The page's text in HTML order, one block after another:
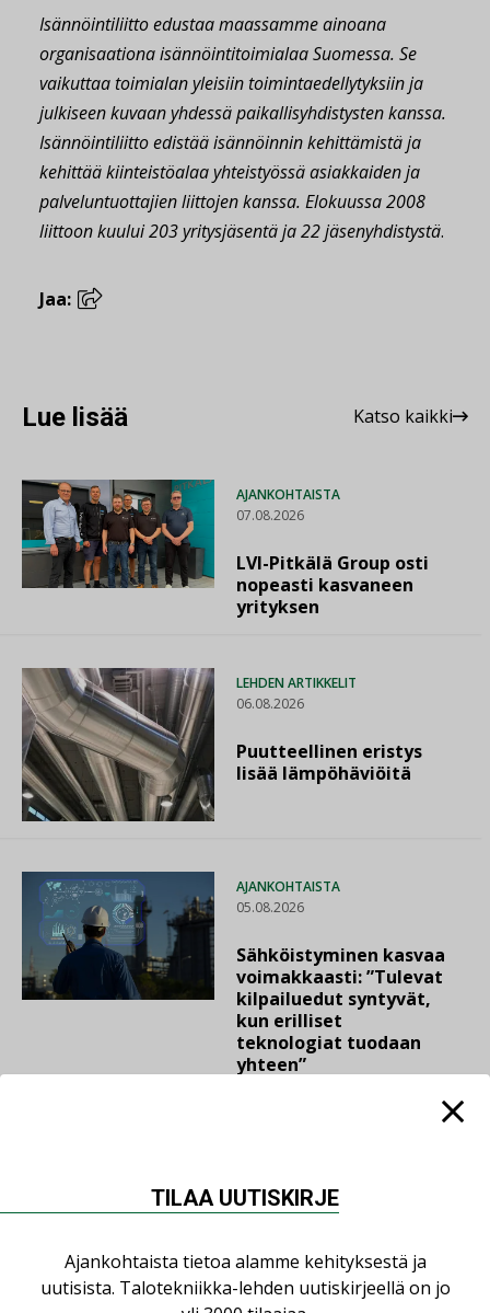
Isännöintiliitto edustaa maassamme ainoana
organisaationa isännöintitoimialaa Suomessa. Se
vaikuttaa toimialan yleisiin toimintaedellytyksiin ja
julkiseen kuvaan yhdessä paikallisyhdistysten kanssa.
Isännöintiliitto edistää isännöinnin kehittämistä ja
kehittää kiinteistöalaa yhteistyössä asiakkaiden ja
palveluntuottajien liittojen kanssa. Elokuussa 2008
liittoon kuului 203 yritysjäsentä ja 22 jäsenyhdistystä.
Jaa:
Lue lisää Katso kaikki
AJANKOHTAISTA
07.08.2026
LVI-Pitkälä Group osti
nopeasti kasvaneen
yrityksen
LEHDEN ARTIKKELIT
06.08.2026
Puutteellinen eristys
lisää lämpöhäviöitä
AJANKOHTAISTA
05.08.2026
Sähköistyminen kasvaa
voimakkaasti: ”Tulevat
kilpailuedut syntyvät,
kun erilliset
teknologiat tuodaan
yhteen”
Viikko Kuukausi
TILAA UUTISKIRJE
Ajankohtaista tietoa alamme kehityksestä ja
uutisista. Talotekniikka-lehden uutiskirjeellä on jo